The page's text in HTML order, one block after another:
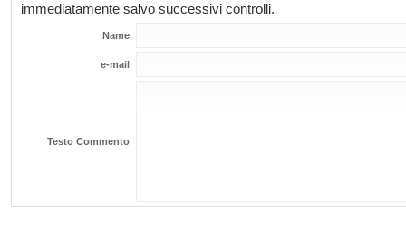
immediatamente salvo successivi controlli.
Name
e-mail
Testo Commento